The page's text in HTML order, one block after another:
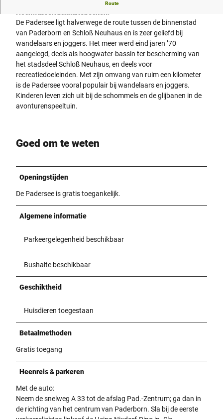
Route
De Padersee ligt halverwege de route tussen de binnenstad
van Paderborn en Schloß Neuhaus en is zeer geliefd bij
wandelaars en joggers. Het meer werd eind jaren ’70
aangelegd, deels als hoogwater-bassin ter bescherming van
het stadsdeel Schloß Neuhaus, en deels voor
recreatiedoeleinden. Met zijn omvang van ruim een kilometer
is de Padersee vooral populair bij wandelaars en joggers.
Kinderen leven zich uit bij de schommels en de glijbanen in de
avonturenspeeltuin.
Goed om te weten
Openingstijden
De Padersee is gratis toegankelijk.
Algemene informatie
Parkeergelegenheid beschikbaar
Bushalte beschikbaar
Geschiktheid
Huisdieren toegestaan
Betaalmethoden
Gratis toegang
Heenreis & parkeren
Met de auto:
Neem de snelweg A 33 tot de afslag Pad.-Zentrum; ga dan in
de richting van het centrum van Paderborn. Sla bij de eerste